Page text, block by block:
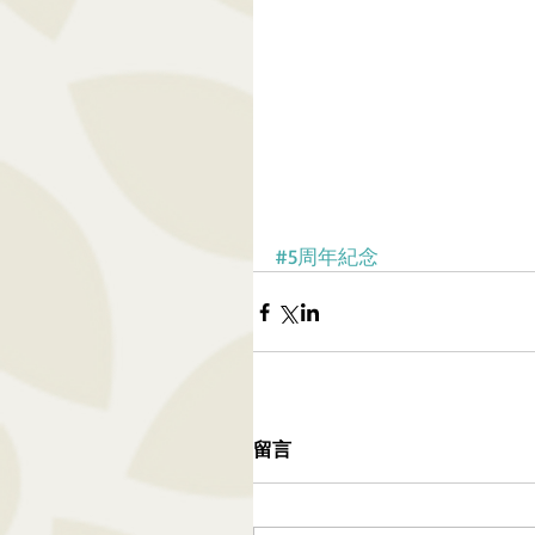
#5周年紀念
留言